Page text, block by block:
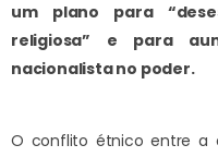
um plano para
religiosa” e para
nacionalista no poder.
O conflito étnico entre a